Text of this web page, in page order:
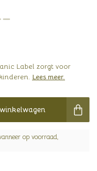
Label zorgt voor
Lees meer.
op voorraad,